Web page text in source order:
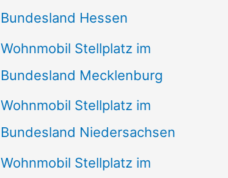
Bundesland Hessen
Wohnmobil Stellplatz im
Bundesland Mecklenburg
Wohnmobil Stellplatz im
Bundesland Niedersachsen
Wohnmobil Stellplatz im